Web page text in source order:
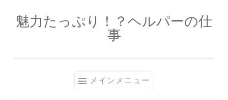
コ
魅力たっぷり！？ヘルパーの仕
事
メインメニュー